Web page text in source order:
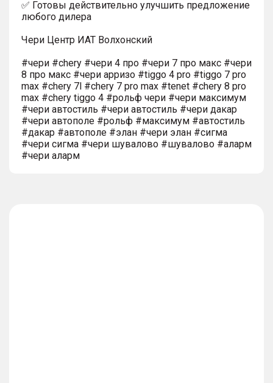
✅ Готовы действительно улучшить предложение
любого дилера
Чери Центр ИАТ Волхонский
#чери #chery #чери 4 про #чери 7 про макс #чери
8 про макс #чери арризо #tiggo 4 pro #tiggo 7 pro
max #chery 7l #chery 7 pro max #tenet #chery 8 pro
max #chery tiggo 4 #рольф чери #чери максимум
#чери автостиль #чери автостиль #чери дакар
#чери автополе #рольф #максимум #автостиль
#дакар #автополе #элан #чери элан #сигма
#чери сигма #чери шувалово #шувалово #аларм
#чери аларм